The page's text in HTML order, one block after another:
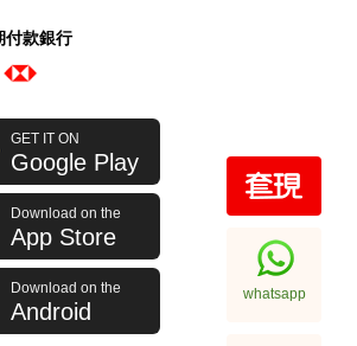
勞力士 格林尼治型 Ii Gmt-
Ii 126710blro-0001 精鋼
256,000.00
付款銀行
GET IT ON
Google Play
Download on the
App Store
Download on the
Android
whatsapp